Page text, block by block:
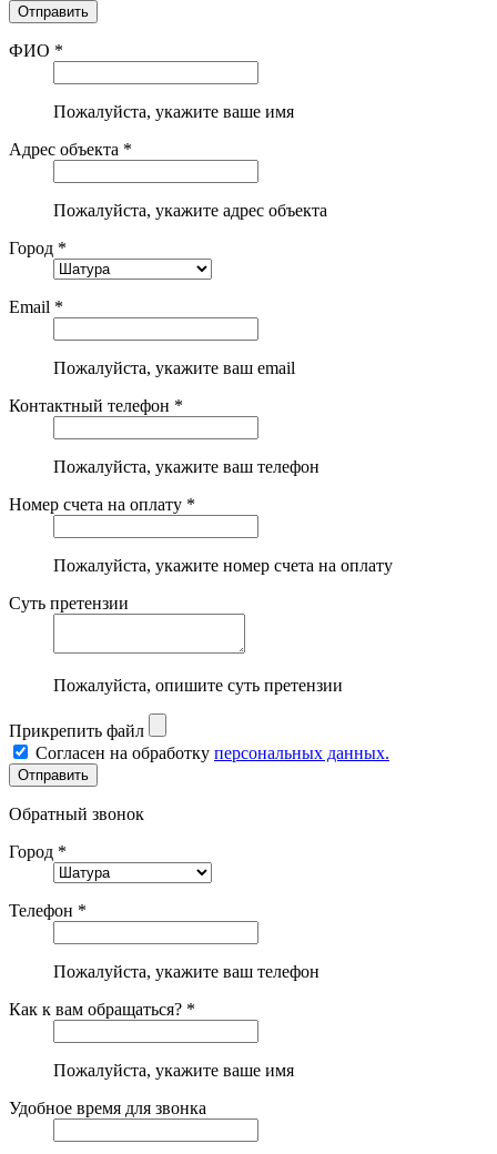
ФИО *
Пожалуйста, укажите ваше имя
Адрес объекта *
Пожалуйста, укажите адрес объекта
Город *
Email *
Пожалуйста, укажите ваш email
Контактный телефон *
Пожалуйста, укажите ваш телефон
Номер счета на оплату *
Пожалуйста, укажите номер счета на оплату
Суть претензии
Пожалуйста, опишите суть претензии
Прикрепить файл
Согласен на обработку персональных данных.
Обратный звонок
Город *
Телефон *
Пожалуйста, укажите ваш телефон
Как к вам обращаться? *
Пожалуйста, укажите ваше имя
Удобное время для звонка